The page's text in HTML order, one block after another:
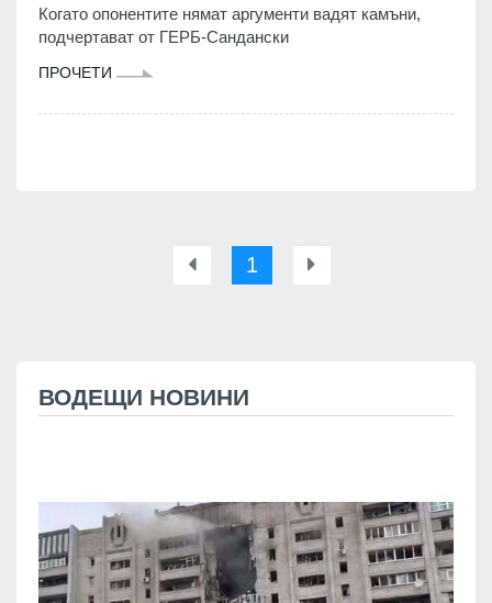
Когато опонентите нямат аргументи вадят камъни,
подчертават от ГЕРБ-Сандански
ПРОЧЕТИ
1
ВОДЕЩИ НОВИНИ